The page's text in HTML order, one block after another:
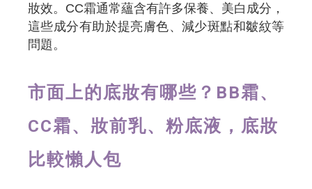
妝效。CC霜通常蘊含有許多保養、美白成分，
這些成分有助於提亮膚色、減少斑點和皺紋等
問題。
市面上的底妝有哪些？BB霜、
CC霜、妝前乳、粉底液，底妝
比較懶人包